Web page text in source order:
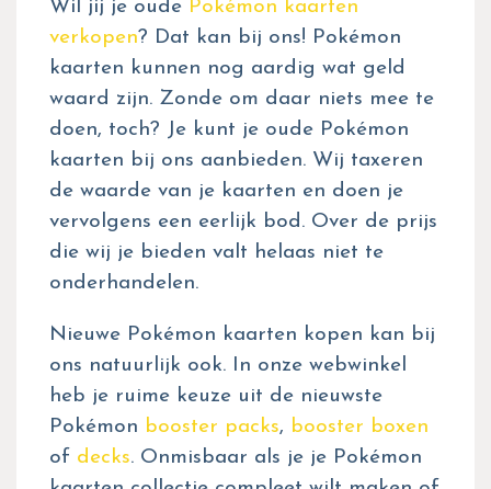
Wil jij je oude Pokémon kaarten
verkopen? Dat kan bij ons! Pokémon
kaarten kunnen nog aardig wat geld
waard zijn. Zonde om daar niets mee te
doen, toch? Je kunt je oude Pokémon
kaarten bij ons aanbieden. Wij taxeren
de waarde van je kaarten en doen je
vervolgens een eerlijk bod. Over de prijs
die wij je bieden valt helaas niet te
onderhandelen.
Nieuwe Pokémon kaarten kopen kan bij
ons natuurlijk ook. In onze webwinkel
heb je ruime keuze uit de nieuwste
Pokémon booster packs, booster boxen
of decks. Onmisbaar als je je Pokémon